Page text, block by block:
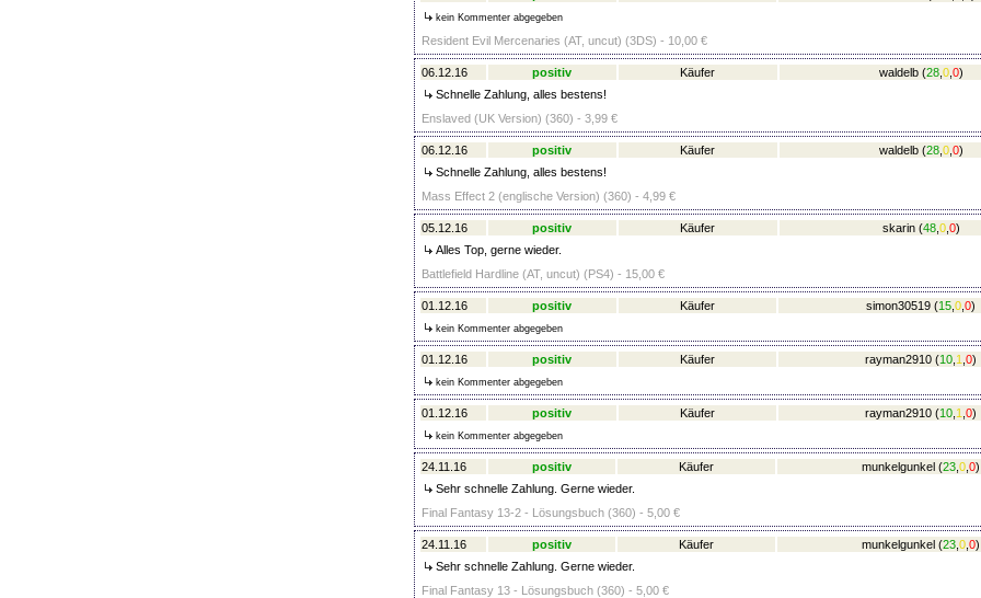
kein Kommenter abgegeben
Resident Evil Mercenaries (AT, uncut) (3DS) - 10,00 €
06.12.16 positiv Käufer waldelb (28 0 0)
Schnelle Zahlung, alles bestens!
Enslaved (UK Version) (360) - 3,99 €
06.12.16 positiv Käufer waldelb (28 0 0)
Schnelle Zahlung, alles bestens!
Mass Effect 2 (englische Version) (360) - 4,99 €
05.12.16 positiv Käufer skarin (48 0 0)
Alles Top, gerne wieder.
Battlefield Hardline (AT, uncut) (PS4) - 15,00 €
01.12.16 positiv Käufer simon30519 (15 0 0)
kein Kommenter abgegeben
01.12.16 positiv Käufer rayman2910 (10 1 0)
kein Kommenter abgegeben
01.12.16 positiv Käufer rayman2910 (10 1 0)
kein Kommenter abgegeben
24.11.16 positiv Käufer munkelgunkel (23, 0, 0)
Sehr schnelle Zahlung. Gerne wieder.
Final Fantasy 13-2 - Lösungsbuch (360) - 5,00 €
24.11.16 positiv Käufer munkelgunkel (23, 0, 0)
Sehr schnelle Zahlung. Gerne wieder.
Final Fantasy 13 - Lösungsbuch (360) - 5,00 €